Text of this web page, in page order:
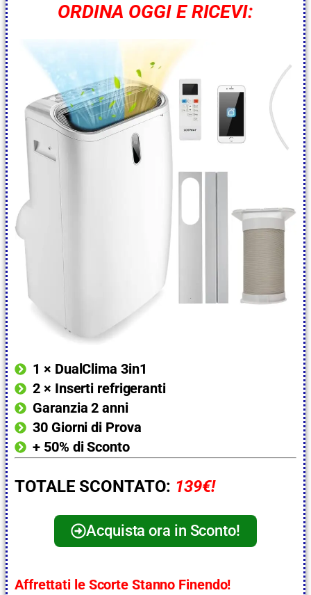
ORDINA OGGI E RICEVI:
1 × DualClima 3in1
2 × Inserti refrigeranti
Garanzia 2 anni
30 Giorni di Prova
+ 50% di Sconto
TOTALE SCONTATO: 139€!
Acquista ora in Sconto!
Affrettati le Scorte Stanno Finendo!